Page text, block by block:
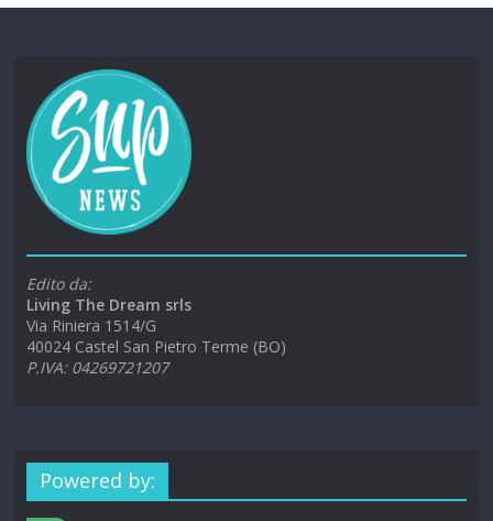
Edito da:
Living The Dream srls
Via Riniera 1514/G
40024 Castel San Pietro Terme (BO)
P.IVA: 04269721207
Powered by: